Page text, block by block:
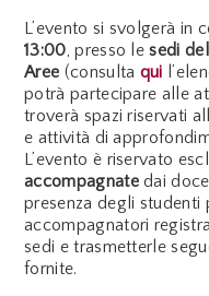
L’evento si svolgerà in
13:00, presso lesedi
Aree (consulta qui
potrà partecipare alle
troverà spazi riservati
e attività di
L’evento è riservato
accompagnatedai
presenza degli studenti
accompagnatori
sedi e trasmetterle
fornite.